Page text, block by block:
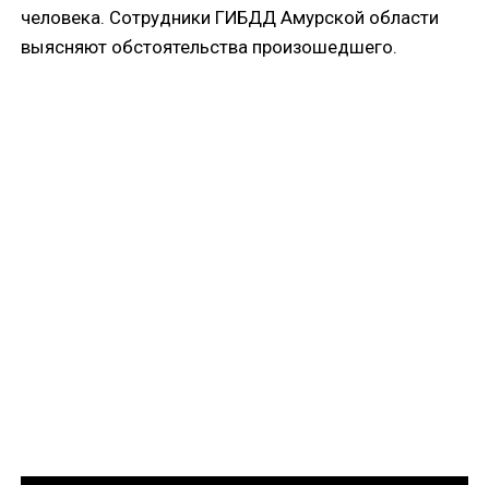
человека. Сотрудники ГИБДД Амурской области
выясняют обстоятельства произошедшего.